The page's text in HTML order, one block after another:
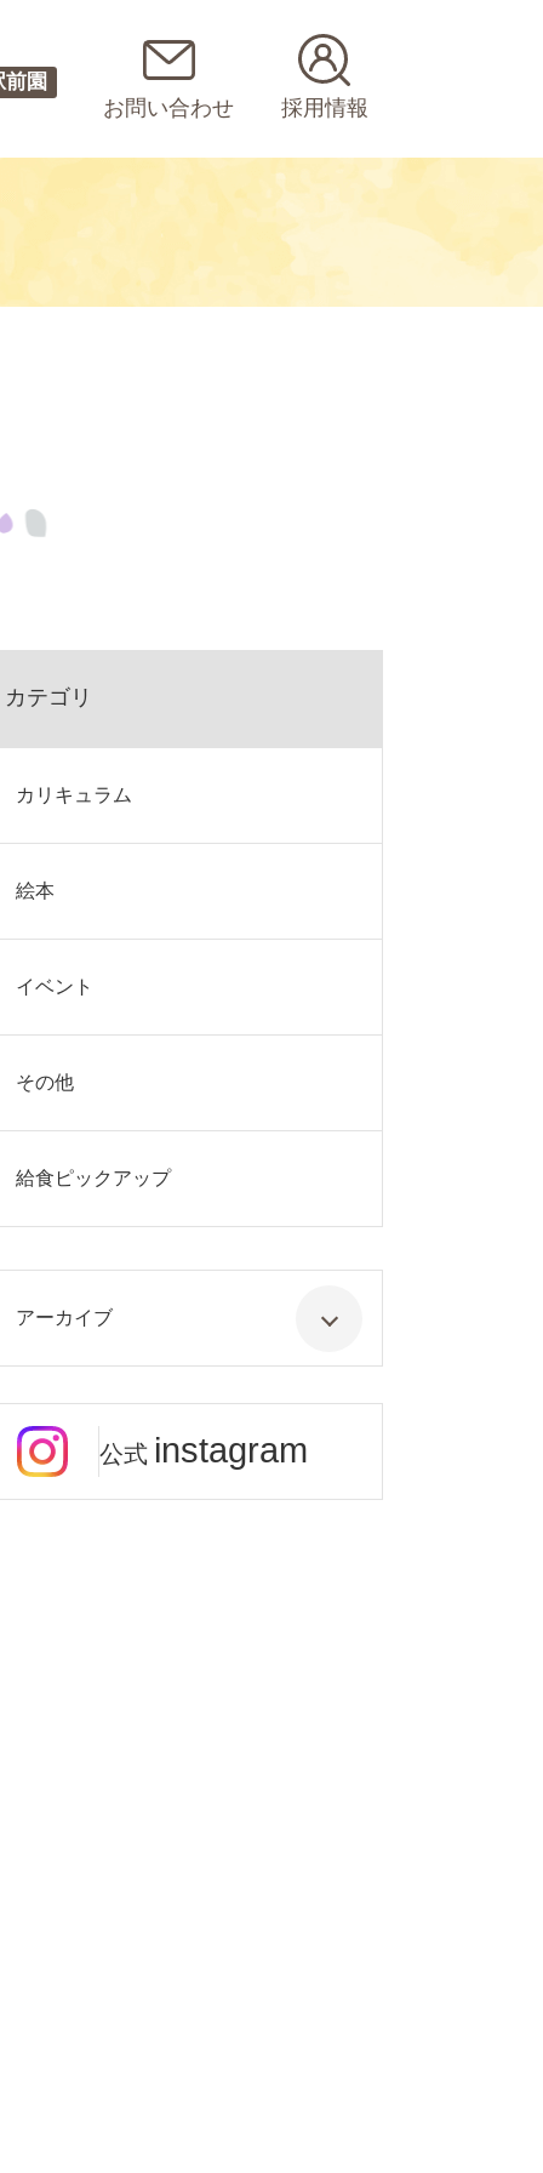
園
お問い合わせ 採用情報
カテゴリ
カリキュラム
絵本
イベント
その他
給食ピックアップ
アーカイブ
公式 instagram